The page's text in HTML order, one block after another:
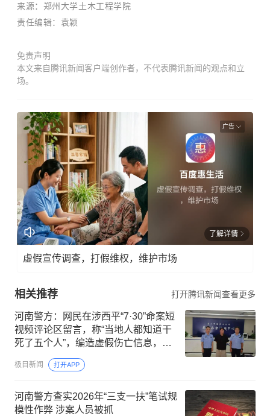
来源：郑州大学土木工程学院
责任编辑：袁颖
免责声明
本文来自腾讯新闻客户端创作者，不代表腾讯新闻的观点和立
场。
广告
了解详情
虚假宣传调查，打假维权，维护市场
相关推荐 打开腾讯新闻查看更多
河南警方：网民在涉西平“7·30”命案短
视频评论区留言，称“当地人都知道干
死了五个人”，编造虚假伤亡信息，被
行政处罚
极目新闻 打开APP
河南警方查实2026年“三支一扶”笔试规
模性作弊 涉案人员被抓